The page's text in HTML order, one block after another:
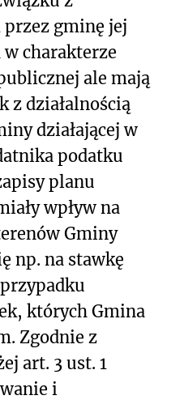
gminę jej
w charakterze
ale mają
z działalnością
działającej w
podatku
planu
wpływ na
Gminy
np. na stawkę
których Gmina
Zgodnie z
art. 3 ust. 1
i